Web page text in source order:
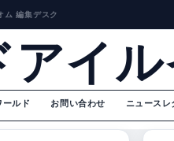
ム 編集デスク
イ
ールド お問い合わせ ニュースレ